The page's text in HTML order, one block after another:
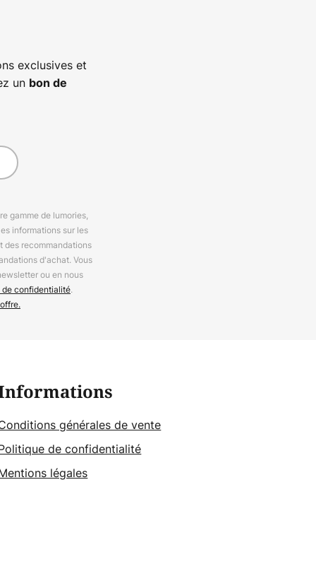
exclusives et
un bon de
gamme de lumories,
informations sur les
des recommandations
d'achat. Vous
ou en nous
de confidentialité.
générales de vente
de confidentialité
légales